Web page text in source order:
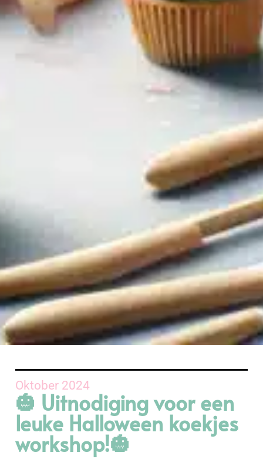
Oktober 2024
🎃 Uitnodiging voor een
leuke Halloween koekjes
workshop!🎃